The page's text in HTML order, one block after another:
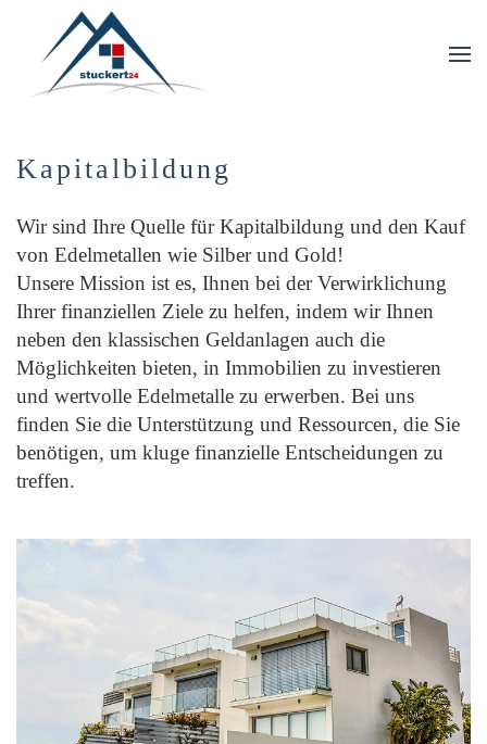
Skip to main content
Kapitalbildung
Wir sind Ihre Quelle für Kapitalbildung und den Kauf
von Edelmetallen wie Silber und Gold!
Unsere Mission ist es, Ihnen bei der Verwirklichung
Ihrer finanziellen Ziele zu helfen, indem wir Ihnen
neben den klassischen Geldanlagen auch die
Möglichkeiten bieten, in Immobilien zu investieren
und wertvolle Edelmetalle zu erwerben. Bei uns
finden Sie die Unterstützung und Ressourcen, die Sie
benötigen, um kluge finanzielle Entscheidungen zu
treffen.